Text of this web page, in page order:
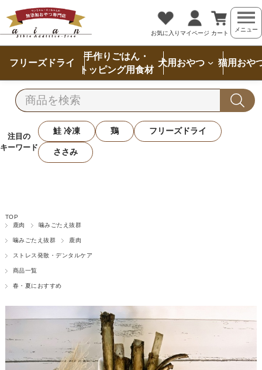
お気に入りマイページ カート
メニュー
フリーズドライ
手作りごはん・
トッピング用食材
犬用おやつ 猫用おや
注目の
キーワード
鮭 冷凍 鶏 フリーズドライ
ささみ
TOP
鹿肉
噛みごたえ抜群
噛みごたえ抜群 鹿肉
ストレス発散・デンタルケア
商品一覧
春・夏におすすめ